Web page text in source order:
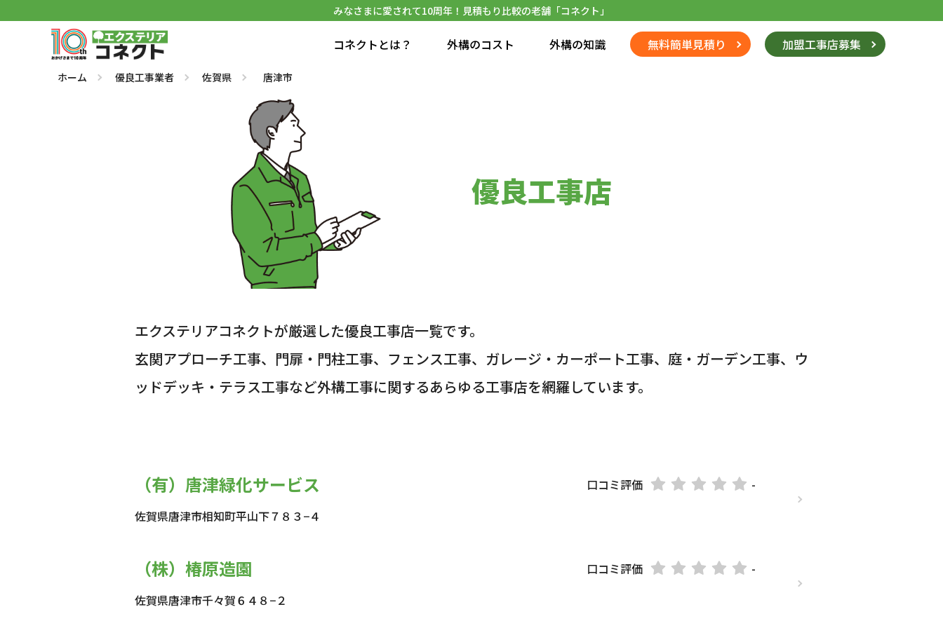
みなさまに愛されて10周年！見積もり比較の老舗「コネクト」
コネクトとは？ 外構のコスト 外構の知識 無料簡単見積り 加盟工事店募集
ホーム 優良工事業者 佐賀県 唐津市
優良工事店
エクステリアコネクトが厳選した優良工事店一覧です。
玄関アプローチ工事、門扉・門柱工事、フェンス工事、ガレージ・カーポート工事、庭・ガーデン工事、ウ
ッドデッキ・テラス工事など外構工事に関するあらゆる工事店を網羅しています。
（有）唐津緑化サービス 口コミ評価
-
佐賀県唐津市相知町平山下７８３−４
（株）椿原造園 口コミ評価
-
佐賀県唐津市千々賀６４８−２